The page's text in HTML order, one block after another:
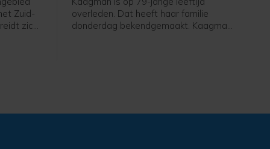
Zuid-
zich
overleden. Dat heeft haar familie
donderdag bekendgemaakt. Kaagman